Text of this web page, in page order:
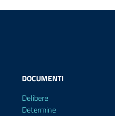
DOCUMENTI
Delibere
Determine